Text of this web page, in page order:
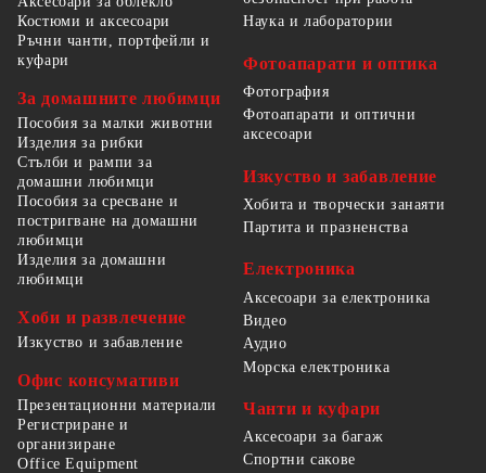
Костюми и аксесоари
Ръчни чанти, портфейли и
куфари
За домашните любимци
Пособия за малки животни
Изделия за рибки
Стълби и рампи за
домашни любимци
Пособия за сресване и
постригване на домашни
любимци
Изделия за домашни
любимци
Хоби и развлечение
Изкуство и забавление
Офис консумативи
Презентационни материали
Регистриране и
организиране
Office Equipment
Наука и лаборатории
Фотоапарати и оптика
Фотография
Фотоапарати и оптични
аксесоари
Изкуство и забавление
Хобита и творчески занаяти
Партита и празненства
Електроника
Аксесоари за електроника
Видео
Аудио
Морска електроника
Чанти и куфари
Аксесоари за багаж
Спортни сакове